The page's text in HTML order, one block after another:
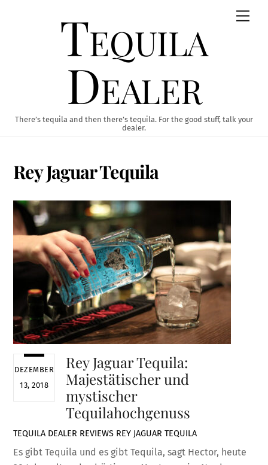
Tequila
Dealer
There’s tequila and then there’s tequila. For the good stuff, talk your
dealer.
Rey Jaguar Tequila
DEZEMBER
13, 2018
Rey Jaguar Tequila:
Majestätischer und
mystischer
Tequilahochgenuss
TEQUILA DEALER REVIEWS REY JAGUAR TEQUILA
Es gibt Tequila und es gibt Tequila, sagt Hector, heute